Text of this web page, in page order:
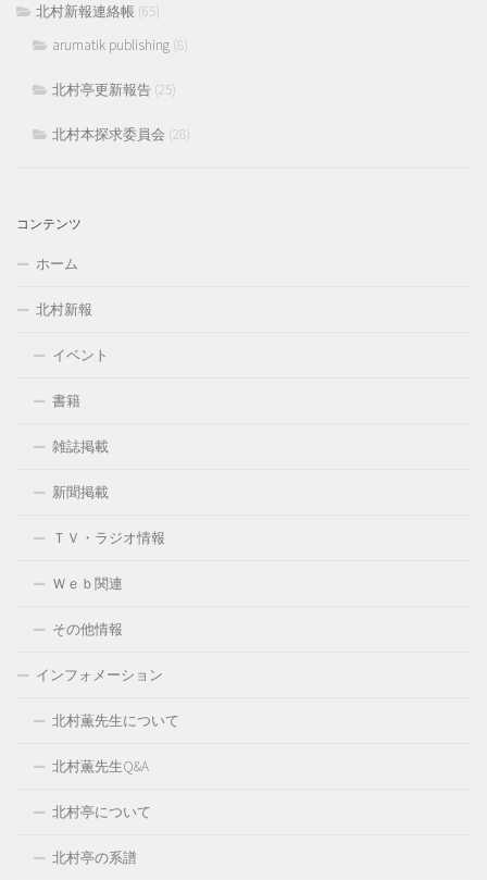
北村新報連絡帳 (65)
arumatik publishing (8)
北村亭更新報告 (25)
北村本探求委員会 (28)
コンテンツ
ホーム
北村新報
イベント
書籍
雑誌掲載
新聞掲載
ＴＶ・ラジオ情報
Ｗｅｂ関連
その他情報
インフォメーション
北村薫先生について
北村薫先生Q&A
北村亭について
北村亭の系譜